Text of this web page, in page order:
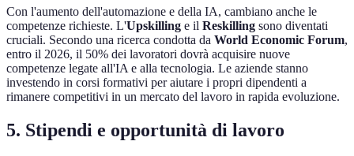
Con l'aumento dell'automazione e della IA, cambiano anche le
competenze richieste. L'Upskilling e il Reskilling sono diventati
cruciali. Secondo una ricerca condotta da World Economic Forum,
entro il 2026, il 50% dei lavoratori dovrà acquisire nuove
competenze legate all'IA e alla tecnologia. Le aziende stanno
investendo in corsi formativi per aiutare i propri dipendenti a
rimanere competitivi in un mercato del lavoro in rapida evoluzione.
5. Stipendi e opportunità di lavoro